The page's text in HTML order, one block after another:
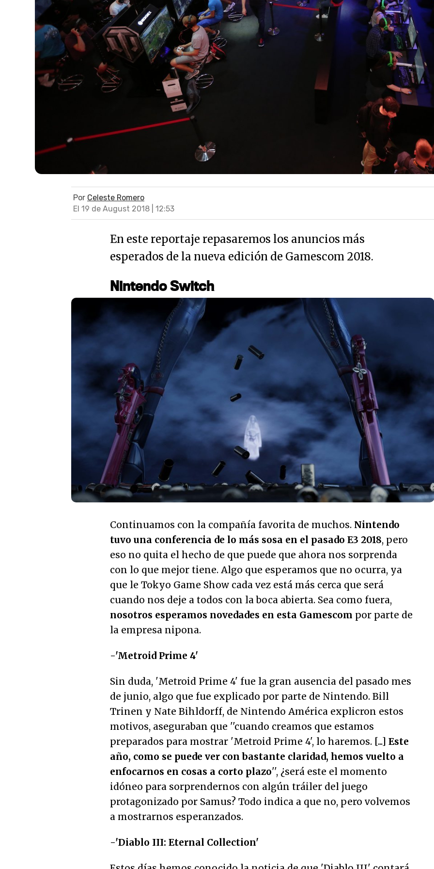
Por Celeste Romero
El 19 de August 2018 | 12:53
En este reportaje repasaremos los anuncios más
esperados de la nueva edición de Gamescom 2018.
Nintendo Switch
Continuamos con la compañía favorita de muchos. Nintendo
tuvo una conferencia de lo más sosa en el pasado E3 2018, pero
eso no quita el hecho de que puede que ahora nos sorprenda
con lo que mejor tiene. Algo que esperamos que no ocurra, ya
que le Tokyo Game Show cada vez está más cerca que será
cuando nos deje a todos con la boca abierta. Sea como fuera,
nosotros esperamos novedades en esta Gamescom por parte de
la empresa nipona.
-'Metroid Prime 4'
Sin duda, 'Metroid Prime 4' fue la gran ausencia del pasado mes
de junio, algo que fue explicado por parte de Nintendo. Bill
Trinen y Nate Bihldorff, de Nintendo América explicron estos
motivos, aseguraban que ''cuando creamos que estamos
preparados para mostrar 'Metroid Prime 4', lo haremos. [...] Este
año, como se puede ver con bastante claridad, hemos vuelto a
enfocarnos en cosas a corto plazo'', ¿será este el momento
idóneo para sorprendernos con algún tráiler del juego
protagonizado por Samus? Todo indica a que no, pero volvemos
a mostrarnos esperanzados.
-'Diablo III: Eternal Collection'